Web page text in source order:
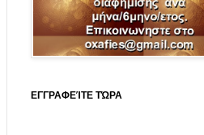
ΕΓΓΡΑΦΕΊΤΕ ΤΏΡΑ